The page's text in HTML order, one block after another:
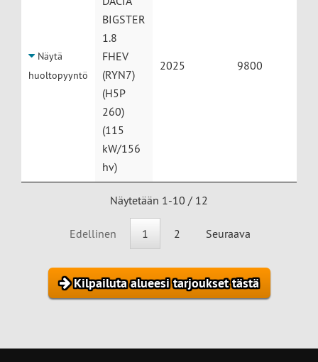
Näytä
huoltopyyntö
BIGSTER
1.8
FHEV
(RYN7)
(H5P
260)
(115
kW/156
hv)
2025 9800
Näytetään 1-10 / 12
Edellinen 1 2 Seuraava
Kilpailuta alueesi tarjoukset tästä